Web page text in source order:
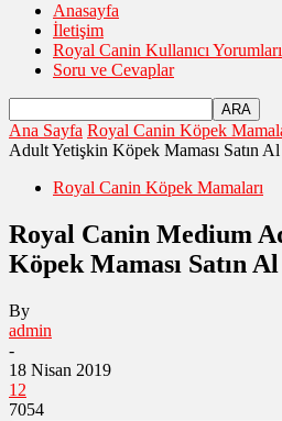
Anasayfa
İletişim
Royal Canin Kullanıcı Yorumları
Soru ve Cevaplar
Ana Sayfa Royal Canin Köpek
Adult Yetişkin Köpek Maması Satın Al
Royal Canin Köpek Mamaları
Royal Canin Medium
Köpek Maması Satın Al
By
admin
-
18 Nisan 2019
12
7054